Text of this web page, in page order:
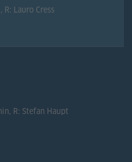
R: Lauro Cress
R: Stefan Haupt